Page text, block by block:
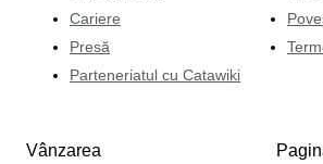
Cariere
Presă
Parteneriatul cu Catawiki
Vânzarea